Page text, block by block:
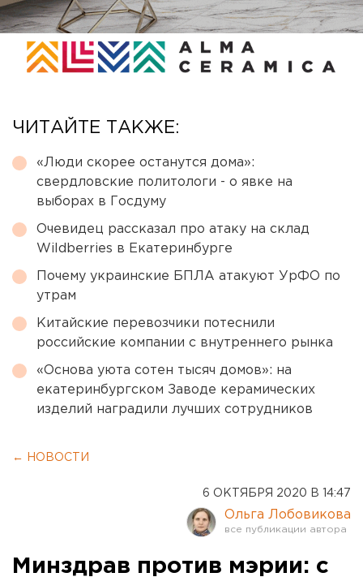
ЧИТАЙТЕ ТАКЖЕ:
«Люди скорее останутся дома»:
свердловские политологи - о явке на
выборах в Госдуму
Очевидец рассказал про атаку на склад
Wildberries в Екатеринбурге
Почему украинские БПЛА атакуют УрФО по
утрам
Китайские перевозчики потеснили
российские компании с внутреннего рынка
«Основа уюта сотен тысяч домов»: на
екатеринбургском Заводе керамических
изделий наградили лучших сотрудников
← НОВОСТИ
6 ОКТЯБРЯ 2020 В 14:47
Ольга Лобовикова
Минздрав против мэрии: с